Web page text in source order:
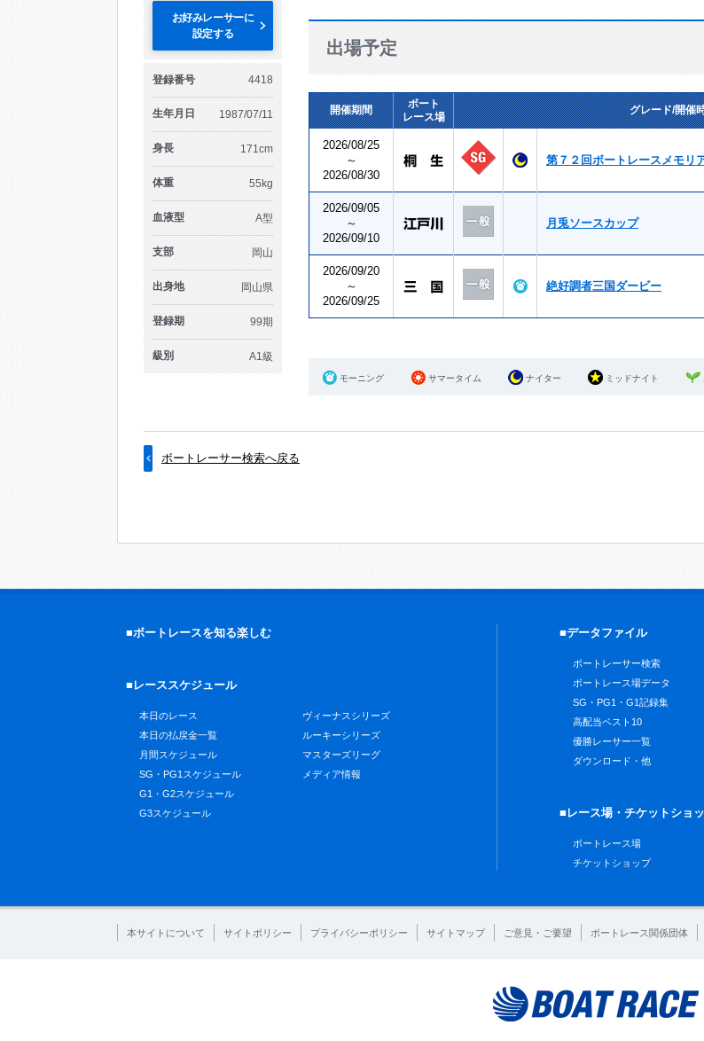
お好みレーサーに
設定する
登録番号 4418
生年月日 1987/07/11
身長 171cm
体重 55kg
血液型 A型
支部 岡山
出身地 岡山県
登録期 99期
級別 A1級
出場予定
開催期間
ボート
レース場
グレード/開催
2026/08/25
～
2026/08/30
第７２回ボートレースメモリ
2026/09/05
～
2026/09/10
月兎ソースカップ
2026/09/20
～
2026/09/25
絶好調者三国ダービー
モーニング サマータイム ナイター ミッドナイト
ボートレーサー検索へ戻る
■ボートレースを知る楽しむ
■レーススケジュール
本日のレース
本日の払戻金一覧
月間スケジュール
SG・PG1スケジュール
G1・G2スケジュール
G3スケジュール
ヴィーナスシリーズ
ルーキーシリーズ
マスターズリーグ
メディア情報
■データファイル
ボートレーサー検索
ボートレース場データ
SG・PG1・G1記録集
高配当ベスト10
優勝レーサー一覧
ダウンロード・他
■レース場・チケットショ
ボートレース場
チケットショップ
本サイトについて サイトポリシー プライバシーポリシー サイトマップ ご意見・ご要望 ボートレース関係団体